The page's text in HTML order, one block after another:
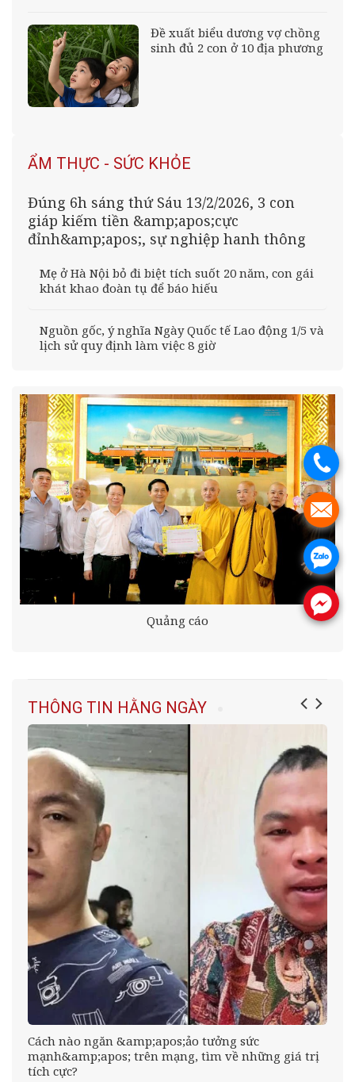
Đề xuất biểu dương vợ chồng
sinh đủ 2 con ở 10 địa phương
ẨM THỰC - SỨC KHỎE
Đúng 6h sáng thứ Sáu 13/2/2026, 3 con
giáp kiếm tiền &amp;apos;cực
đỉnh&amp;apos;, sự nghiệp hanh thông
Mẹ ở Hà Nội bỏ đi biệt tích suốt 20 năm, con gái
khát khao đoàn tụ để báo hiếu
Nguồn gốc, ý nghĩa Ngày Quốc tế Lao động 1/5 và
lịch sử quy định làm việc 8 giờ
Quảng cáo
THÔNG TIN HẰNG NGÀY
Cách nào ngăn &amp;apos;ảo tưởng sức
mạnh&amp;apos; trên mạng, tìm về những giá trị
tích cực?
.
.
.
.